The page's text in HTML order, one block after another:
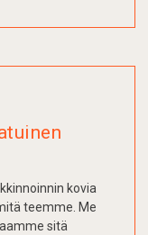
kovia
teemme. Me
sitä